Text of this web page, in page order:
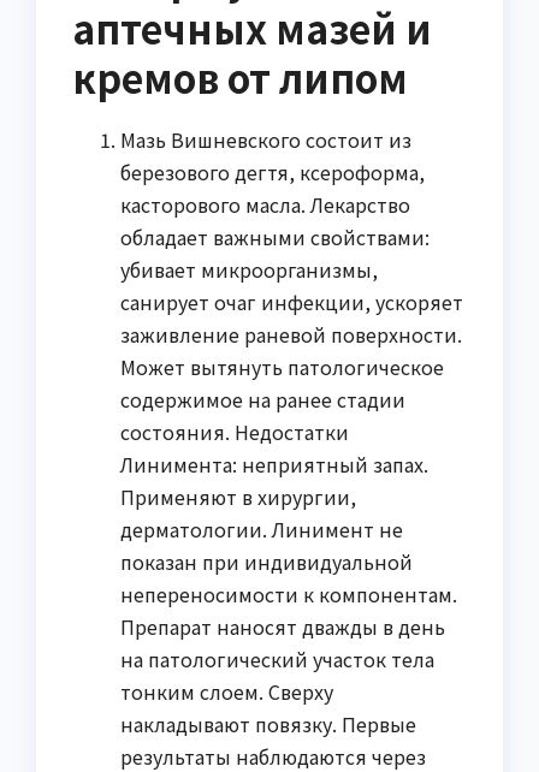
аптечных мазей и
кремов от липом
Мазь Вишневского состоит из
березового дегтя, ксероформа,
касторового масла. Лекарство
обладает важными свойствами:
убивает микроорганизмы,
санирует очаг инфекции, ускоряет
заживление раневой поверхности.
Может вытянуть патологическое
содержимое на ранее стадии
состояния. Недостатки
Линимента: неприятный запах.
Применяют в хирургии,
дерматологии. Линимент не
показан при индивидуальной
непереносимости к компонентам.
Препарат наносят дважды в день
на патологический участок тела
тонким слоем. Сверху
накладывают повязку. Первые
результаты наблюдаются через